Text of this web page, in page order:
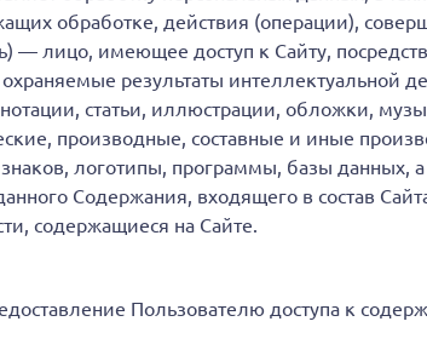
обработке, действия (операции),
— лицо, имеющее доступ к Сайту,
результаты интеллектуальной
статьи, иллюстрации, обложки,
производные, составные и иные
логотипы, программы, базы данных,
Содержания, входящего в состав
содержащиеся на Сайте.
Пользователю доступа к